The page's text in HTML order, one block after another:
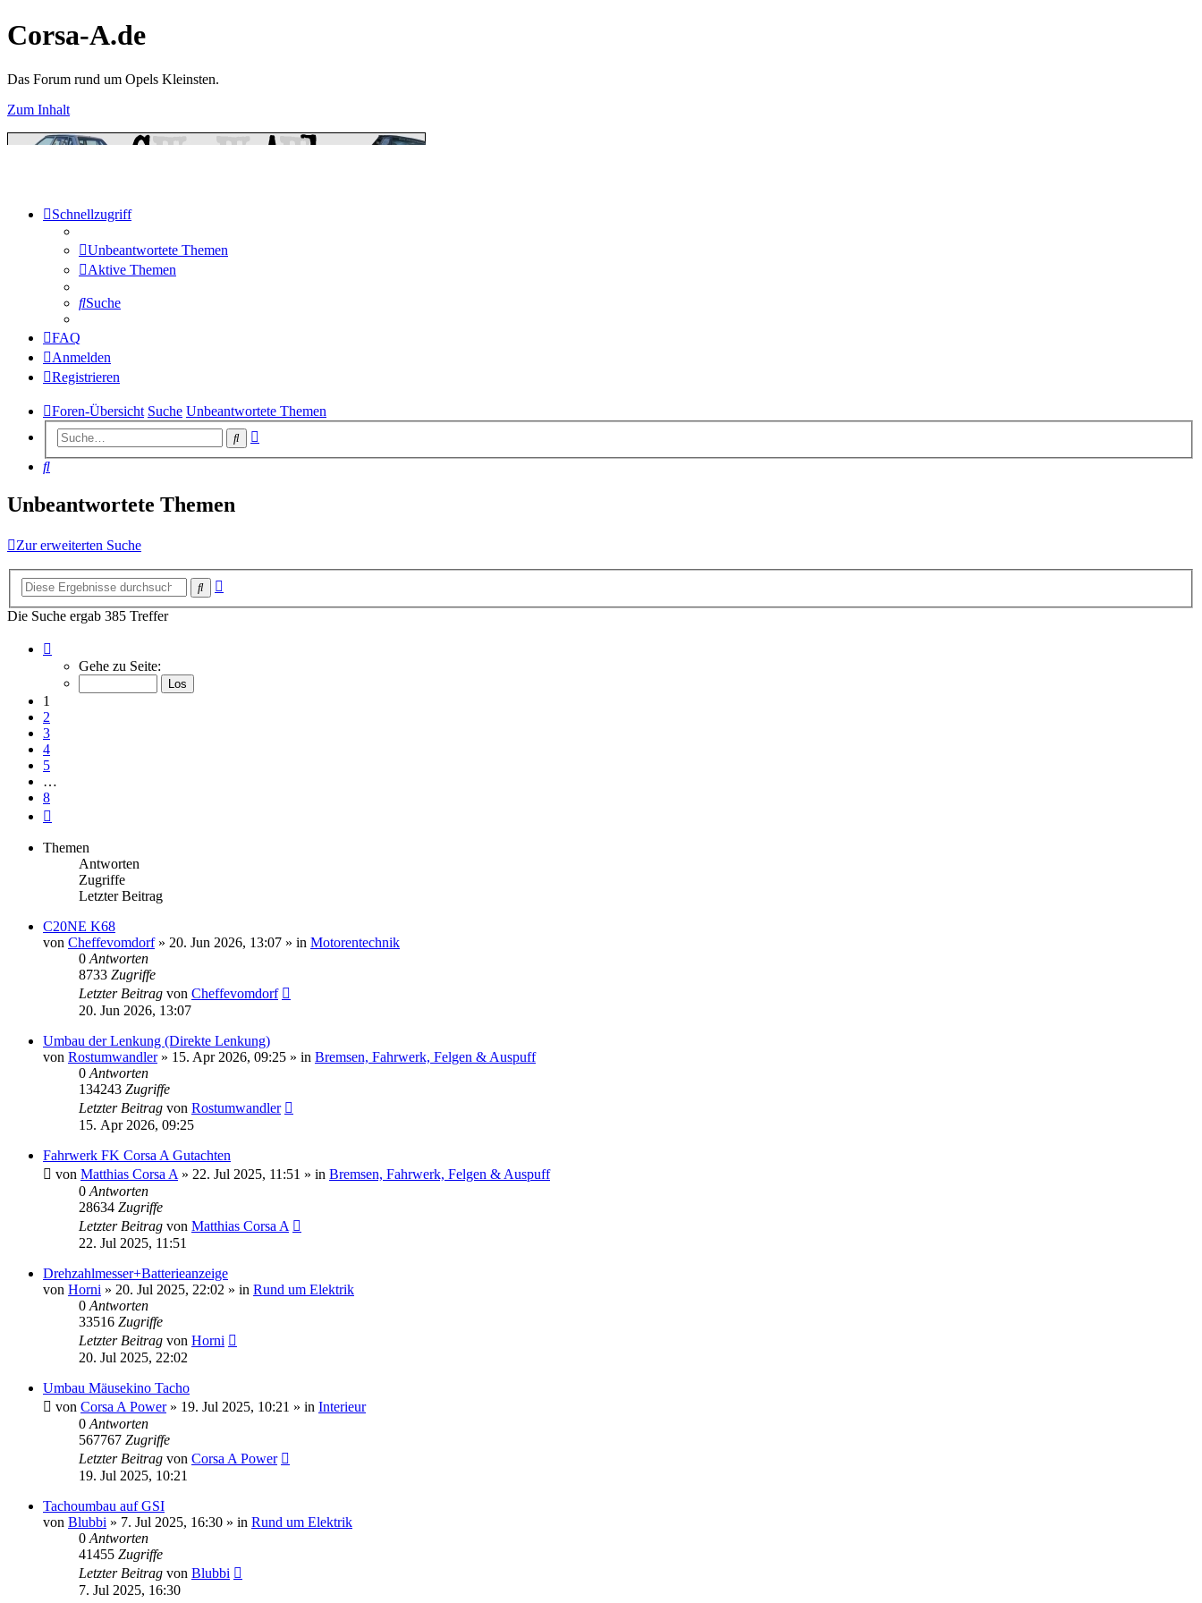
Corsa-A.de
Das Forum rund um Opels Kleinsten.
Zum Inhalt
Schnellzugriff
Unbeantwortete Themen
Aktive Themen
Suche
FAQ
Anmelden
Registrieren
Foren-Übersicht Suche Unbeantwortete Themen
Suche
Suche
Unbeantwortete Themen
Zur erweiterten Suche
Suche
Die Suche ergab 385 Treffer
von
Gehe zu Seite:
1
2
3
4
5
…
8
Themen
Antworten
Zugriffe
Letzter Beitrag
C20NE K68
von Cheffevomdorf» 20. Jun 2026, 13:07 » in Motorentechnik
0 Antworten
8733 Zugriffe
Letzter Beitrag von Cheffevomdorf
20. Jun 2026, 13:07
Umbau der Lenkung (Direkte Lenkung)
von Rostumwandler» 15. Apr 2026, 09:25 » in Bremsen, Fahrwerk, Felgen & Auspuff
0 Antworten
134243 Zugriffe
Letzter Beitrag von Rostumwandler
15. Apr 2026, 09:25
Fahrwerk FK Corsa A Gutachten
von Matthias Corsa A » 22. Jul 2025, 11:51 » in Bremsen, Fahrwerk, Felgen & Auspuff
0 Antworten
28634 Zugriffe
Letzter Beitrag von Matthias Corsa A
22. Jul 2025, 11:51
Drehzahlmesser+Batterieanzeige
von Horni » 20. Jul 2025, 22:02 » in Rund um Elektrik
0 Antworten
33516 Zugriffe
Letzter Beitrag von Horni
20. Jul 2025, 22:02
Umbau Mäusekino Tacho
von Corsa A Power» 19. Jul 2025, 10:21 » in Interieur
0 Antworten
567767 Zugriffe
Letzter Beitrag von Corsa A Power
19. Jul 2025, 10:21
Tachoumbau auf GSI
von Blubbi » 7. Jul 2025, 16:30 » in Rund um Elektrik
0 Antworten
41455 Zugriffe
Letzter Beitrag von Blubbi
7. Jul 2025, 16:30